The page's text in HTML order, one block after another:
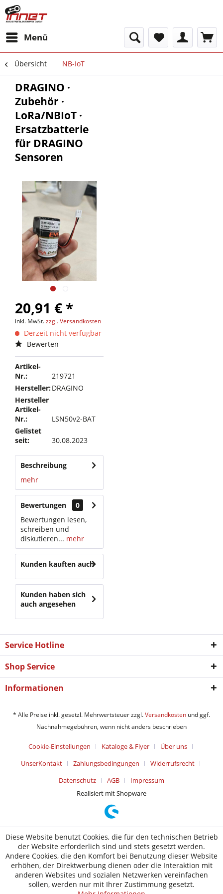
Menü
Übersicht NB-IoT
DRAGINO ·
Zubehör ·
LoRa/NBIoT ·
Ersatzbatterie
für DRAGINO
Sensoren
20,91 € *
inkl. MwSt.zzgl. Versandkosten
Derzeit nicht verfügbar
Bewerten
Artikel-
Nr.:
219721
Hersteller:DRAGINO
Hersteller
Artikel-
Nr.:
LSN50v2-BAT
Gelistet
seit:
30.08.2023
Beschreibung
mehr
Bewertungen
0
Bewertungen lesen,
schreiben und
diskutieren... mehr
Kunden kauften auch
Kunden haben sich
auch angesehen
Service Hotline
Shop Service
Informationen
* Alle Preise inkl. gesetzl. Mehrwertsteuer zzgl.Versandkosten und ggf.
Nachnahmegebühren, wenn nicht anders beschrieben
Cookie-Einstellungen Kataloge & Flyer
Über uns
UnserKontakt
Zahlungsbedingungen
Widerrufsrecht
Datenschutz
AGB
Impressum
Realisiert mit Shopware
Diese Website benutzt Cookies, die für den technischen Betrieb
der Website erforderlich sind und stets gesetzt werden.
Andere Cookies, die den Komfort bei Benutzung dieser Website
erhöhen, der Direktwerbung dienen oder die Interaktion mit
anderen Websites und sozialen Netzwerken vereinfachen
sollen, werden nur mit Ihrer Zustimmung gesetzt.